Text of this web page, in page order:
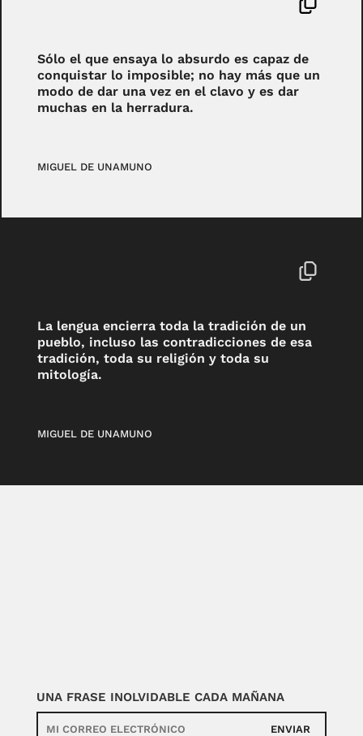
Sólo el que ensaya lo absurdo es capaz de
conquistar lo imposible; no hay más que un
modo de dar una vez en el clavo y es dar
muchas en la herradura.
MIGUEL DE UNAMUNO
La lengua encierra toda la tradición de un
pueblo, incluso las contradicciones de esa
tradición, toda su religión y toda su
mitología.
MIGUEL DE UNAMUNO
UNA FRASE INOLVIDABLE CADA MAÑANA
ENVIAR